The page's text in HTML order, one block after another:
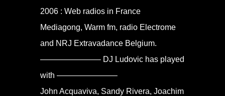
2006 : Web radios in France
Mediagong, Warm fm, radio Electrome
and NRJ Extravadance Belgium.
———————– DJ Ludovic has played
with ———————–
John Acquaviva, Sandy Rivera, Joachim